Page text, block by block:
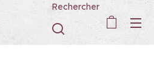
Rechercher